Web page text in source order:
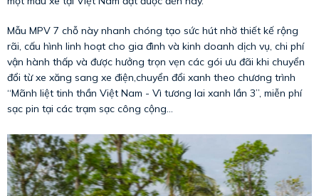
Mẫu MPV 7 chỗ này nhanh chóng tạo sức hút nhờ thiết kế rộng
rãi, cấu hình linh hoạt cho gia đình và kinh doanh dịch vụ, chi phí
vận hành thấp và được hưởng trọn vẹn các gói ưu đãi khi chuyển
đổi từ xe xăng sang xe điện,chuyển đổi xanh theo chương trình
“Mãnh liệt tinh thần Việt Nam - Vì tương lai xanh lần 3”, miễn phí
sạc pin tại các trạm sạc công cộng...